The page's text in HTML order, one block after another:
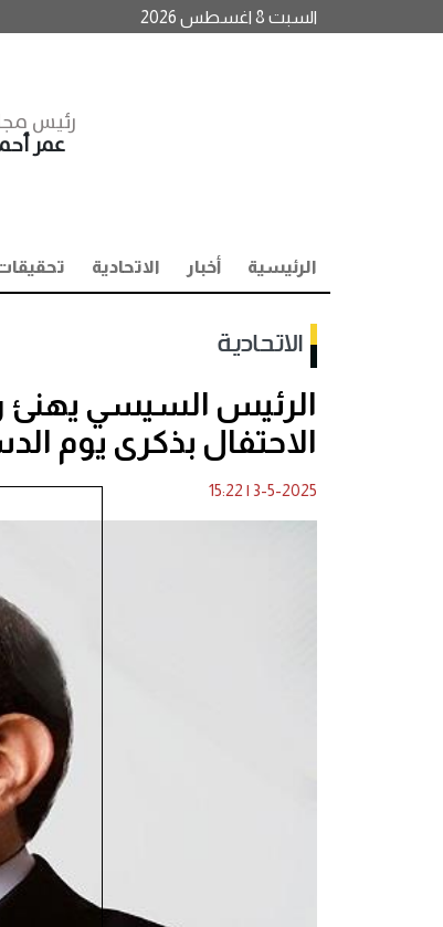
السبت 8 اغسطس 2026
رئيس
عمر
الرئيسية أخبار الاتحادية
الاتحادية
الرئيس السيسي يهنئ
الاحتفال بذكرى يوم
3-5-2025
|
15:22